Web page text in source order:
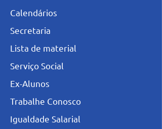
Calendários
Secretaria
L ista de material
Serviço Social
Ex-Alunos
Trabalhe Conosco
Igualdade Salarial